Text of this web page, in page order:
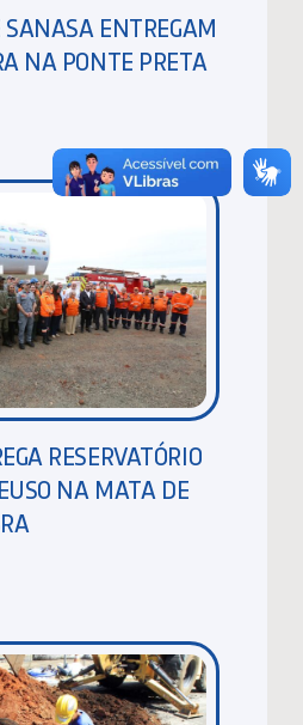
ENTREGAM
NA PONTE PRETA
RESERVATÓRIO
NA MATA DE